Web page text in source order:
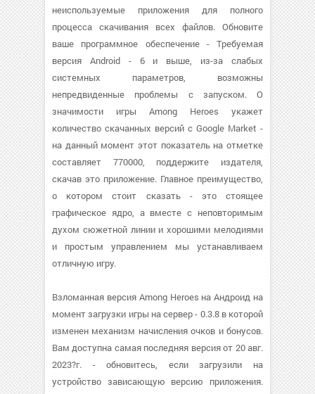
неиспользуемые приложения для полного
процесса скачивания всех файлов. Обновите
ваше программное обеспечение - Требуемая
версия Android - 6 и выше, из-за слабых
системных параметров, возможны
непредвиденные проблемы с запуском. О
значимости игры Among Heroes укажет
количество скачанных версий с Google Market -
на данный момент этот показатель на отметке
составляет 770000, поддержите издателя,
скачав это приложение. Главное преимущество,
о котором стоит сказать - это стоящее
графическое ядро, а вместе с неповторимым
духом сюжетной линии и хорошими мелодиями
и простым управлением мы устанавливаем
отличную игру.
Взломанная версия Among Heroes на Андроид на
момент загрузки игры на сервер - 0.3.8 в которой
изменен механизм начисления очков и бонусов.
Вам доступна самая последняя версия от 20 авг.
2023?г. - обновитесь, если загрузили на
устройство зависающую версию приложения.